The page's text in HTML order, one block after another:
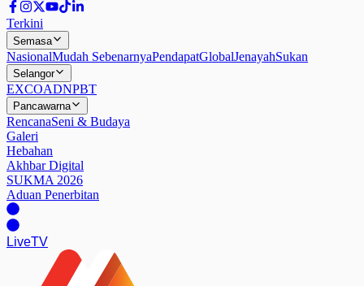
Terkini
Semasa
NasionalMudah SebenarnyaPendapatGlobalJenayahSukan
Selangor
EXCOADNPBT
Pancawarna
RencanaSeni & Budaya
Galeri
Hebahan
Akhbar Digital
SUKMA 2026
Aduan Penerbitan
LiveTV